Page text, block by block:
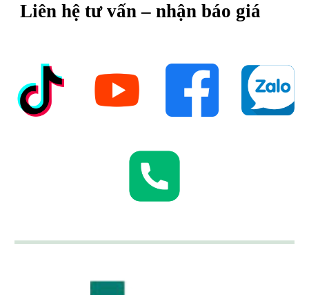
Liên hệ tư vấn – nhận báo giá